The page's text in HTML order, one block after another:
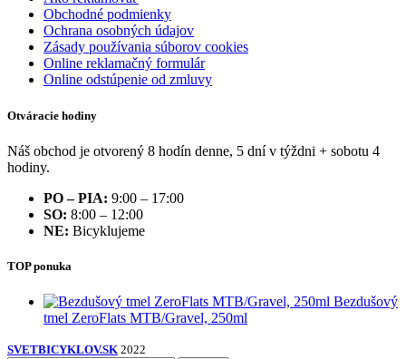
Obchodné podmienky
Ochrana osobných údajov
Zásady používania súborov cookies
Online reklamačný formulár
Online odstúpenie od zmluvy
Otváracie hodiny
Náš obchod je otvorený 8 hodín denne, 5 dní v týždni + sobotu 4
hodiny.
PO – PIA: 9:00 – 17:00
SO: 8:00 – 12:00
NE: Bicyklujeme
TOP ponuka
Bezdušový
tmel ZeroFlats MTB/Gravel, 250ml
SVETBICYKLOV.SK 2022